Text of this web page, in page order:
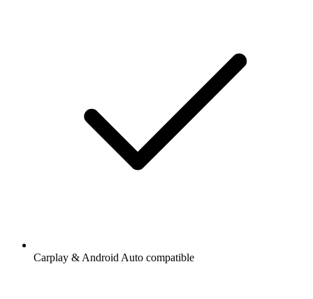
Carplay & Android Auto compatible